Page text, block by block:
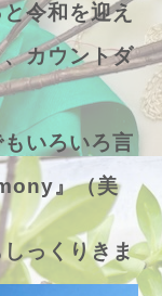
令和を迎え
カウントダ
もいろいろ言
』（美
っくりきま